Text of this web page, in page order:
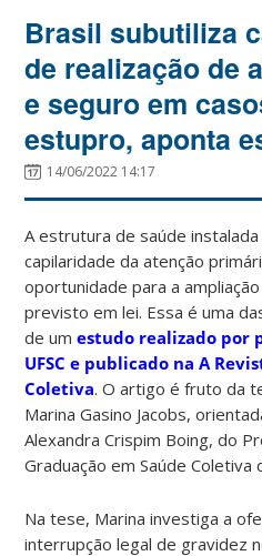
Brasil subutiliza
de realização de
e seguro em
estupro, aponta
14/06/2022 14:17
A estrutura de saúde instalada
capilaridade da atenção
oportunidade para a
previsto em lei. Essa é uma
de um estudo realizado por
UFSC e publicado na A
Coletiva. O artigo é fruto da
Marina Gasino Jacobs,
Alexandra Crispim Boing, do
Graduação em Saúde Coletiva
Na tese, Marina investiga a
interrupção legal de gravidez